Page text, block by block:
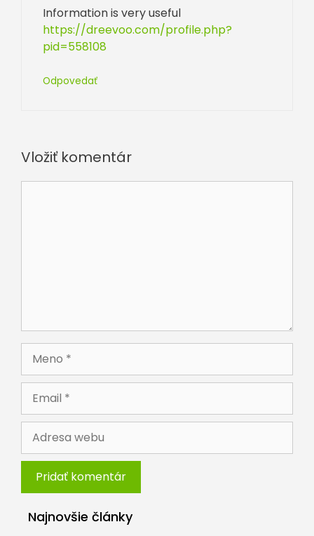
Information is very useful
https://dreevoo.com/profile.php?
pid=558108
Odpovedať
Vložiť komentár
Adresa
webu
Najnovšie články